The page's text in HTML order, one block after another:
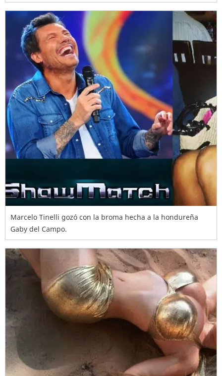
Marcelo Tinelli gozó con la broma hecha a la hondureña
Gaby del Campo.